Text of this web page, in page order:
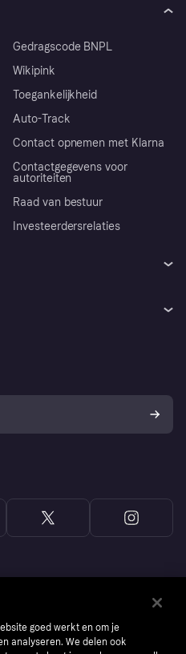
Gedragscode BNPL
Wikipink
Toegankelijkheid
Auto-Track
Contact opnemen met Klarna
Contactgegevens voor
autoriteiten
Raad van bestuur
Investeerdersrelaties
goed werkt en om je
analyseren. We delen ook